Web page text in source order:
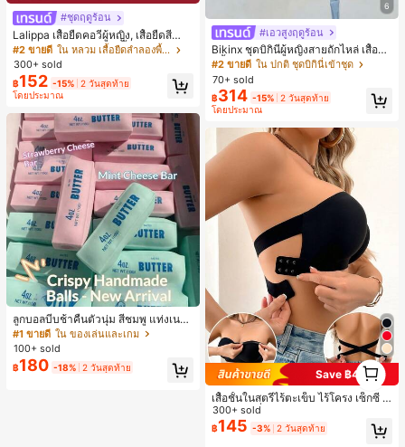
#ชุดฤดูร้อน
Lalippa เสื้อยืดคอวีผู้หญิง, เสื้อยืดสีน้ำเ
งินสไตล์มินิมอลเรโทร, เสื้อยืดผู้หญิงทร
งหลวมสบาย, พิมพ์ตัวอักษรและตัวเลข
ภาษาอังกฤษ, เสื้อสำหรับออกไปเที่ยวฤ
ดูร้อน, ลวดลายดีไซน์, ความรู้สึกพรีเมีย
ม, ลำลองอเนกประสงค์, สวมใส่ประจำวั
น, กลางแจ้ง, ช้อปปิ้ง, การเดินทาง, เสื้อ
ผ้ากลางแจ้ง
#2 ขายดี
ใน หลวม เสื้อยืดลำลองพื้นฐาน
300+ sold
฿152 -15% 2 วันสุดท้าย
โดยประมาณ
ลูกบอลบีบช้าคืนตัวนุ่ม สีชมพู แท่งเนย
บีบคลายเครียด นุ่มยืดหยุ่น ของเล่นบีบ
4 ออนซ์ ของเล่นเกลือ เหมาะสำหรับขอ
งขวัญวันหยุด ของขวัญสนุกและน่ารัก
ของขวัญวันเกิด ของขวัญอีสเตอร์ ของ
ขวัญฮาโลวีน ของขวัญคริสต์มาส ของข
#1 ขายดี ใน ของเล่นและเกม
100+ sold
฿180 -18% 2 วันสุดท้าย
6
#เอวสูงฤดูร้อน
Bikinx ชุดบิกินี่ผู้หญิงสายถักไหล่ เสื้อว่า
ยน้ำวันพีซมีโครงพร้อมสายผูกหลังสีตัด
กัน สำหรับเที่ยวพักผ่อน ชายหาด ฤดูร้อ
น
#2 ขายดี ใน ปกติ ชุดบิกินี่เข้าชุด
70+ sold
฿314 -15% 2 วันสุดท้าย
โดยประมาณ
Save ฿4
เสื้อชั้นในสตรีไร้ตะเข็บ ไร้โครง เซ็กซี่ ด้
านข้างไม่ลื่น แผ่นรองถอดได้ ลายไขว้ห
ลัง ไร้สาย สบายตลอดวัน
300+ sold
฿145 -3% 2 วันสุดท้าย
1
1